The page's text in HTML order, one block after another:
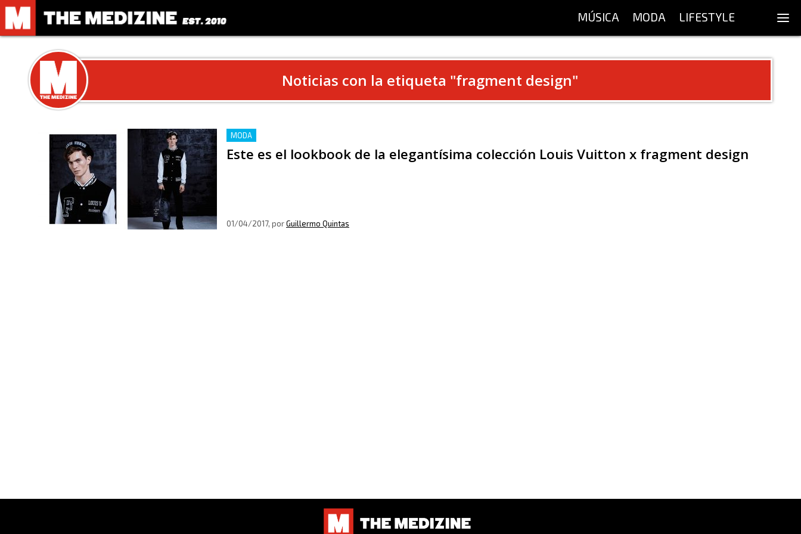
MÚSICA MODA LIFESTYLE
Noticias con la etiqueta "fragment design"
MODA
Este es el lookbook de la elegantísima colección Louis Vuitton x fragment design
01/04/2017, porGuillermo Quintas